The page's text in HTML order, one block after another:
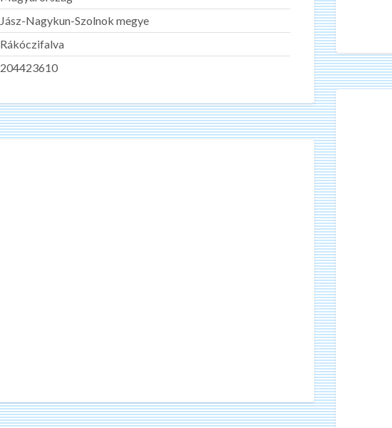
Jász-Nagykun-Szolnok megye
Rákóczifalva
204423610